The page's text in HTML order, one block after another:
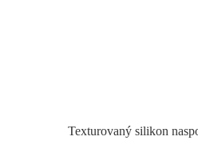
Texturovaný silikon